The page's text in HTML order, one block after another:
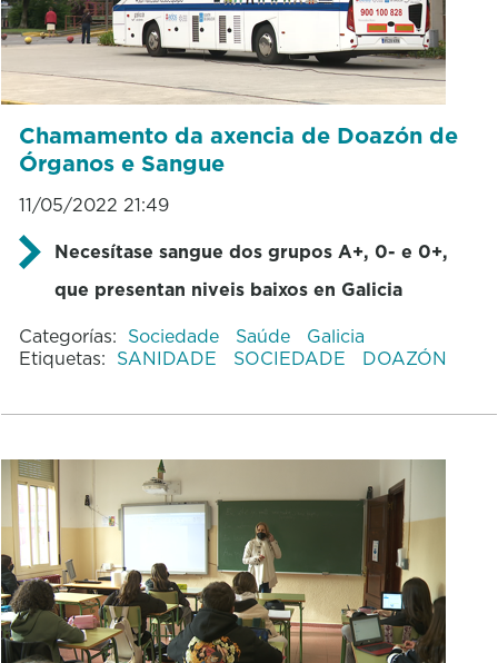
Chamamento da axencia de Doazón de
Órganos e Sangue
11/05/2022 21:49
Necesítase sangue dos grupos A+, 0- e 0+,
que presentan niveis baixos en Galicia
Categorías: Sociedade Saúde
Galicia
Etiquetas: SANIDADE SOCIEDADE DOAZÓN